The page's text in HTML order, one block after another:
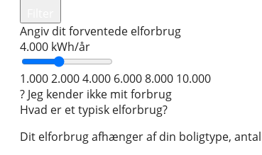
Angiv dit forventede elforbrug
4.000 kWh/år
1.0002.0004.000 6.0008.000 10.000
? Jeg kender ikke mit forbrug
Hvad er et typisk elforbrug?
Dit elforbrug afhænger af din boligtype,